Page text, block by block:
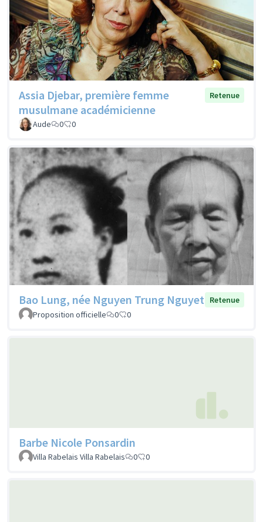
Assia Djebar, première femme
musulmane académicienne
Retenue
Aude 0 0
Bao Lung, née Nguyen Trung Nguyet
Retenue
Proposition officielle
0 0
Barbe Nicole Ponsardin
Villa Rabelais Villa Rabelais 0 0